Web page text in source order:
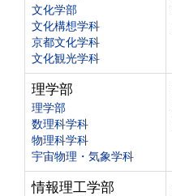
文化学部
文化構想学科
京都文化学科
文化観光学科
理学部
理学部
数理科学科
物理科学科
宇宙物理・気象学科
情報理工学部